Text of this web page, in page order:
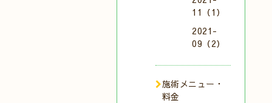
11（1）
2021-
09（2）
施術メニュー・
料金